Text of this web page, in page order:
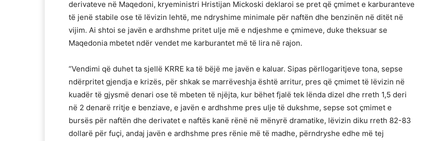
derivateve në Maqedoni, kryeministri Hristijan Mickoski deklaroi se pret që çmimet e karburanteve
të jenë stabile ose të lëvizin lehtë, me ndryshime minimale për naftën dhe benzinën në ditët në
vijim. Ai shtoi se javën e ardhshme pritet ulje më e ndjeshme e çmimeve, duke theksuar se
Maqedonia mbetet ndër vendet me karburantet më të lira në rajon.
“Vendimi që duhet ta sjellë KRRE ka të bëjë me javën e kaluar. Sipas përllogaritjeve tona, sepse
ndërpritet gjendja e krizës, për shkak se marrëveshja është arritur, pres që çmimet të lëvizin në
kuadër të gjysmë denari ose të mbeten të njëjta, kur bëhet fjalë tek lënda dizel dhe rreth 1,5 deri
në 2 denarë rritje e benziave, e javën e ardhshme pres ulje të dukshme, sepse sot çmimet e
bursës për naftën dhe derivatet e naftës kanë rënë në mënyrë dramatike, lëvizin diku rreth 82-83
dollarë për fuçi, andaj javën e ardhshme pres rënie më të madhe, përndryshe edhe më tej